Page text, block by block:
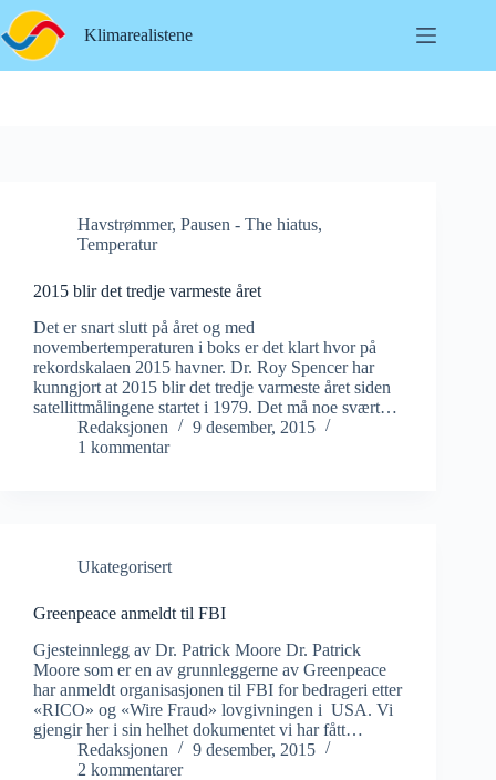
Hopp
til
innholdet
Klimarealistene
Havstrømmer, Pausen - The hiatus,
Temperatur
2015 blir det tredje varmeste året
Det er snart slutt på året og med
novembertemperaturen i boks er det klart hvor på
rekordskalaen 2015 havner. Dr. Roy Spencer har
kunngjort at 2015 blir det tredje varmeste året siden
satellittmålingene startet i 1979. Det må noe svært…
Redaksjonen
9 desember, 2015
1 kommentar
Ukategorisert
Greenpeace anmeldt til FBI
Gjesteinnlegg av Dr. Patrick Moore Dr. Patrick
Moore som er en av grunnleggerne av Greenpeace
har anmeldt organisasjonen til FBI for bedrageri etter
«RICO» og «Wire Fraud» lovgivningen i USA. Vi
gjengir her i sin helhet dokumentet vi har fått…
Redaksjonen
9 desember, 2015
2 kommentarer